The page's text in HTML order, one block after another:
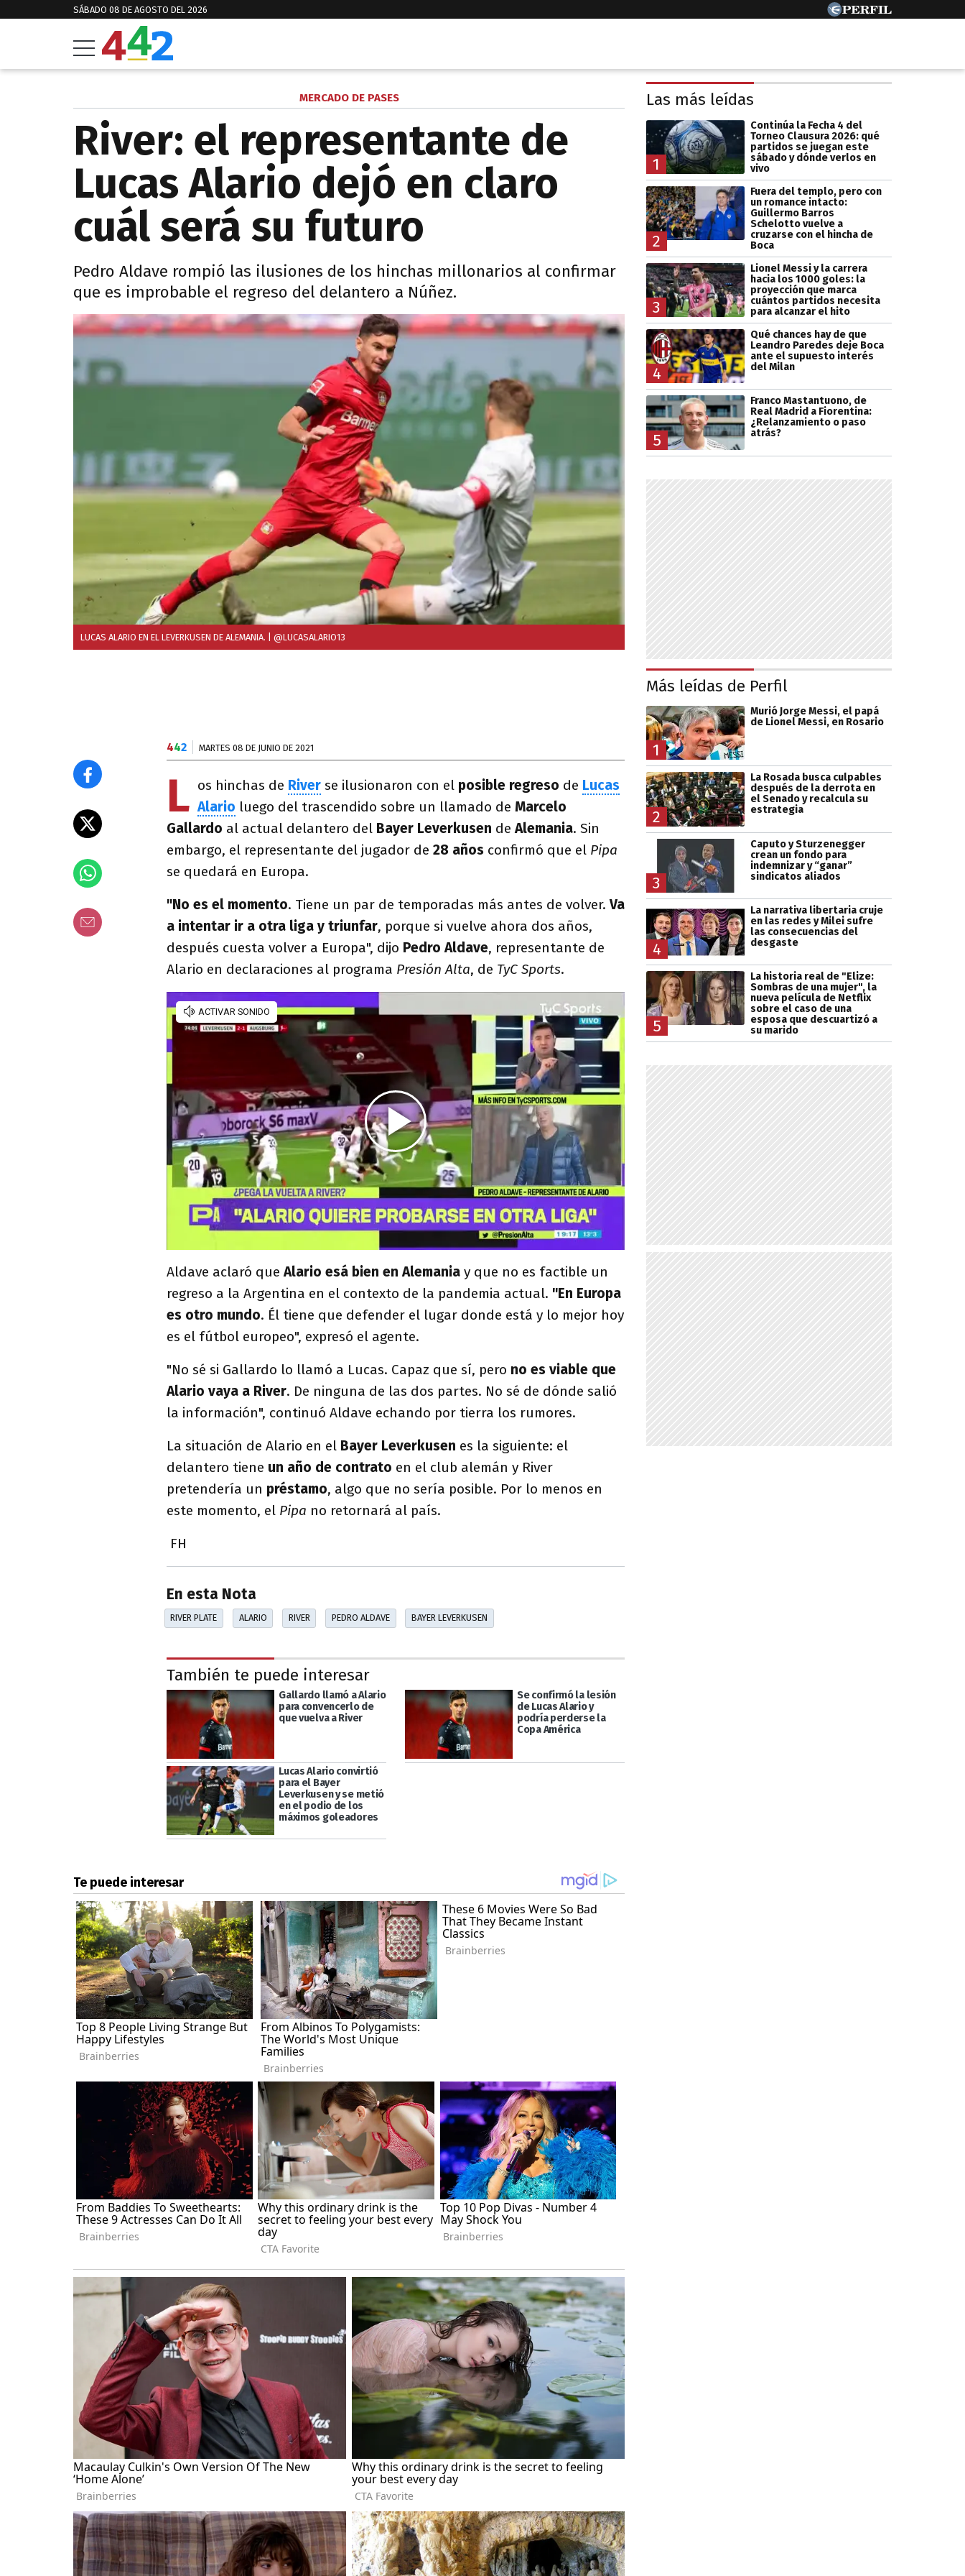
SÁBADO 08 DE AGOSTO DEL 2026
MERCADO DE PASES
River: el representante de
Lucas Alario dejó en claro
cuál será su futuro
Pedro Aldave rompió las ilusiones de los hinchas millonarios al confirmar
que es improbable el regreso del delantero a Núñez.
LUCAS ALARIO EN EL LEVERKUSEN DE ALEMANIA. | @LUCASALARIO13
442 MARTES 08 DE JUNIO DE 2021
L os hinchas de River se ilusionaron con el posible regreso de Lucas
Alario luego del trascendido sobre un llamado de Marcelo
Gallardo al actual delantero del Bayer Leverkusen deAlemania. Sin
embargo, el representante del jugador de 28 años confirmó que el Pipa
se quedará en Europa.
"No es el momento. Tiene un par de temporadas más antes de volver. Va
a intentar ir a otra liga y triunfar, porque si vuelve ahora dos años,
después cuesta volver a Europa", dijo Pedro Aldave, representante de
Alario en declaraciones al programa Presión Alta, de TyC Sports.
Aldave aclaró queAlario esá bien en Alemania y que no es factible un
regreso a la Argentina en el contexto de la pandemia actual. "En Europa
es otro mundo. Él tiene que defender el lugar donde está y lo mejor hoy
es el fútbol europeo", expresó el agente.
"No sé si Gallardo lo llamó a Lucas. Capaz que sí, pero no es viable que
Alario vaya a River. De ninguna de las dos partes. No sé de dónde salió
la información", continuó Aldave echando por tierra los rumores.
La situación de Alario en el Bayer Leverkusen es la siguiente: el
delantero tiene un año de contrato en el club alemán y River
pretendería un préstamo, algo que no sería posible. Por lo menos en
este momento, el Pipa no retornará al país.
FH
En esta Nota
RIVER PLATE ALARIO RIVER PEDRO ALDAVE BAYER LEVERKUSEN
También te puede interesar
Gallardo llamó a Alario
para convencerlo de
que vuelva a River
Se confirmó la lesión
de Lucas Alario y
podría perderse la
Copa América
Lucas Alario convirtió
para el Bayer
Leverkusen y se metió
en el podio de los
máximos goleadores
Las más leídas
1
Continúa la Fecha 4 del
Torneo Clausura 2026: qué
partidos se juegan este
sábado y dónde verlos en
vivo
2
Fuera del templo, pero con
un romance intacto:
Guillermo Barros
Schelotto vuelve a
cruzarse con el hincha de
Boca
3
Lionel Messi y la carrera
hacia los 1000 goles: la
proyección que marca
cuántos partidos necesita
para alcanzar el hito
4
Qué chances hay de que
Leandro Paredes deje Boca
ante el supuesto interés
del Milan
5
Franco Mastantuono, de
Real Madrid a Fiorentina:
¿Relanzamiento o paso
atrás?
Más leídas de Perfil
1
Murió Jorge Messi, el papá
de Lionel Messi, en Rosario
2
La Rosada busca culpables
después de la derrota en
el Senado y recalcula su
estrategia
3
Caputo y Sturzenegger
crean un fondo para
indemnizar y “ganar”
sindicatos aliados
4
La narrativa libertaria cruje
en las redes y Milei sufre
las consecuencias del
desgaste
5
La historia real de "Elize:
Sombras de una mujer", la
nueva película de Netflix
sobre el caso de una
esposa que descuartizó a
su marido